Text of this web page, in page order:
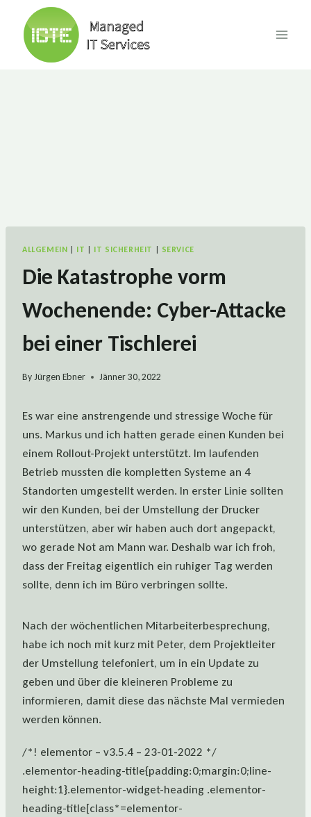
content
ALLGEMEIN | IT | IT SICHERHEIT | SERVICE
Die Katastrophe vorm
Wochenende: Cyber-Attacke
bei einer Tischlerei
ByJürgen Ebner Jänner 30, 2022
Es war eine anstrengende und stressige Woche für
uns. Markus und ich hatten gerade einen Kunden bei
einem Rollout-Projekt unterstützt. Im laufenden
Betrieb mussten die kompletten Systeme an 4
Standorten umgestellt werden. In erster Linie sollten
wir den Kunden, bei der Umstellung der Drucker
unterstützen, aber wir haben auch dort angepackt,
wo gerade Not am Mann war. Deshalb war ich froh,
dass der Freitag eigentlich ein ruhiger Tag werden
sollte, denn ich im Büro verbringen sollte.
Nach der wöchentlichen Mitarbeiterbesprechung,
habe ich noch mit kurz mit Peter, dem Projektleiter
der Umstellung telefoniert, um in ein Update zu
geben und über die kleineren Probleme zu
informieren, damit diese das nächste Mal vermieden
werden können.
/*! elementor – v3.5.4 – 23-01-2022 */
.elementor-heading-title{padding:0;margin:0;line-
height:1}.elementor-widget-heading .elementor-
heading-title[class*=elementor-